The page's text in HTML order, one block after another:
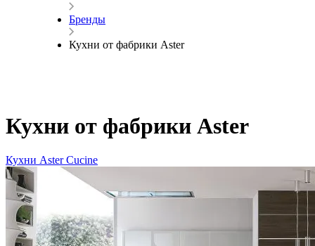
Бренды
Кухни от фабрики Aster
Кухни от фабрики Aster
Кухни Aster Cucine